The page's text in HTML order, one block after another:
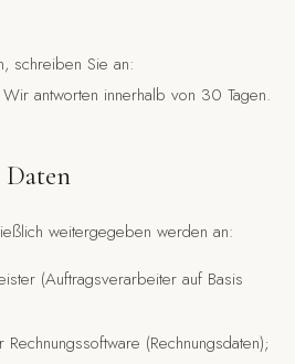
schreiben Sie an:
antworten innerhalb von 30 Tagen.
Daten
weitergegeben werden an:
(Auftragsverarbeiter auf Basis
(Rechnungsdaten);